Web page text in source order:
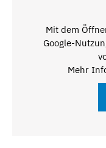
Mit dem
Google-
Mehr